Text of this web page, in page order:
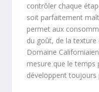
contrôler chaque
soit parfaitement
permet aux
du goût, de la texture
Domaine
mesure que le temps
développent toujours